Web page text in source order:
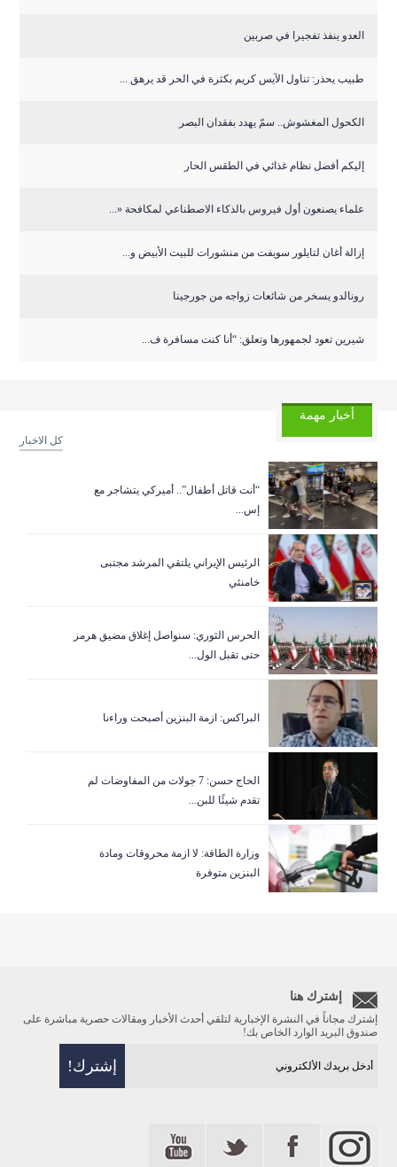
العدو ينفذ تفجيرا في صربين
طبيب يحذر: تناول الآيس كريم بكثرة في الحر قد يرهق ...
الكحول المغشوش.. سمّ يهدد بفقدان البصر
إليكم أفضل نظام غذائي في الطقس الحار
علماء يصنعون أول فيروس بالذكاء الاصطناعي لمكافحة «...
إزالة أغان لتايلور سويفت من منشورات للبيت الأبيض و...
رونالدو يسخر من شائعات زواجه من جورجينا
شيرين تعود لجمهورها وتعلق: “أنا كنت مسافرة ف...
أخبار مهمة
كل الاخبار
“أنت قاتل أطفال”.. أميركي يتشاجر مع
إس...
الرئيس الإيراني يلتقي المرشد مجتبى
خامنئي
الحرس الثوري: سنواصل إغلاق مضيق هرمز
حتى تقبل الول...
البراكس: ازمة البنزين أصبحت وراءنا
الحاج حسن: 7 جولات من المفاوضات لم
تقدم شيئًا للبن...
وزارة الطاقة: لا ازمة محروقات ومادة
البنزين متوفرة
إشترك هنا
إشترك مجاناً في النشرة الإخبارية لتلقي أحدث الأخبار ومقالات حصرية مباشرة على
صندوق البريد الوارد الخاص بك!